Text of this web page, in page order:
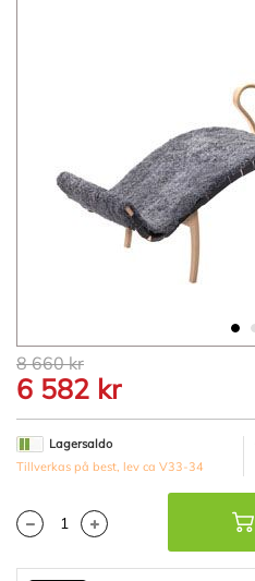
Hoppa
till
början
av
bildgalleriet
8 660 kr
6 582 kr
Lagersaldo
Tillverkas på best, lev ca V33-34